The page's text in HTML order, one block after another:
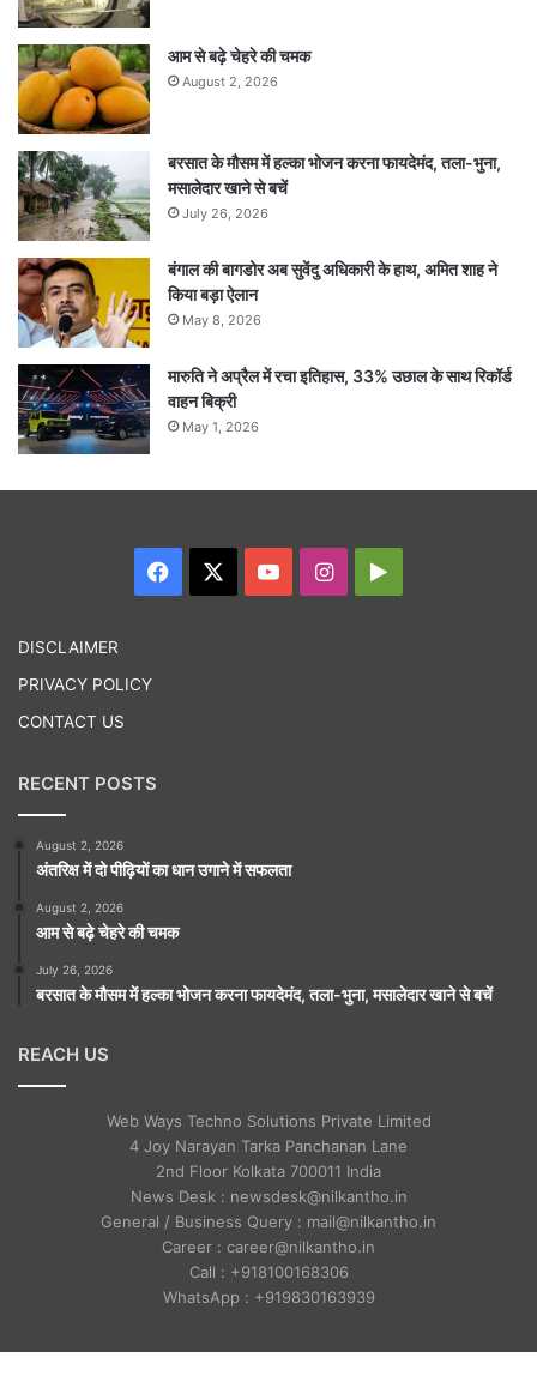
आम से बढ़े चेहरे की चमक
August 2, 2026
बरसात के मौसम में हल्का भोजन करना फायदेमंद, तला-भुना,
मसालेदार खाने से बचें
July 26, 2026
बंगाल की बागडोर अब सुवेंदु अधिकारी के हाथ, अमित शाह ने
किया बड़ा ऐलान
May 8, 2026
मारुति ने अप्रैल में रचा इतिहास, 33% उछाल के साथ रिकॉर्ड
वाहन बिक्री
May 1, 2026
Facebook YouTubeInstagram
DISCLAIMER
PRIVACY POLICY
CONTACT US
RECENT POSTS
August 2, 2026
अंतरिक्ष में दो पीढ़ियों का धान उगाने में सफलता
August 2, 2026
आम से बढ़े चेहरे की चमक
July 26, 2026
बरसात के मौसम में हल्का भोजन करना फायदेमंद, तला-भुना, मसालेदार खाने से बचें
REACH US
Web Ways Techno Solutions Private Limited
4 Joy Narayan Tarka Panchanan Lane
2nd Floor Kolkata 700011 India
News Desk : newsdesk@nilkantho.in
General / Business Query : mail@nilkantho.in
Career : career@nilkantho.in
Call : +918100168306
WhatsApp : +919830163939